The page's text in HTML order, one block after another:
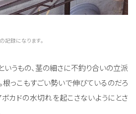
記録になります。
いうもの、茎の細さに不釣り合いの立派
根っこもすごい勢いで伸びているのだろ
ボカドの水切れを起こさないようにとさ